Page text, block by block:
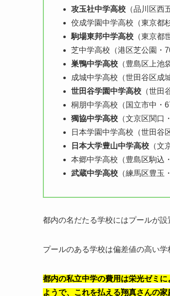
攻玉社中学高校 （品川区西
佼成学園中学高校（東京都
駒場東邦中学高校 （東京都
芝中学高校（港区芝公園・
巣鴨中学高校 （豊島区上池
成城中学高校（世田谷区成
世田谷学園中学高校 （世田
桐朋中学高校（国立市中・
獨協中学高校 （文京区関口
日本学園中学高校（世田谷
日本大学豊山中学高校 （文
本郷中学高校（豊島区駒込
武蔵中学高校 （練馬区豊玉
都内の名だたる学校にはプールが設
プールのある学校は偏差値の高い
都内の私立中学の費用は栄光ゼミ
ようで、これを払える翔真さんの家